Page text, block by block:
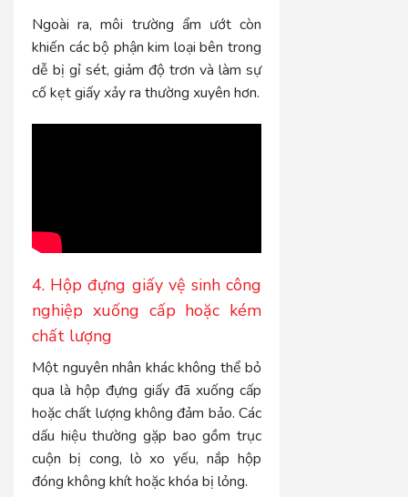
Ngoài ra, môi trường ẩm ướt còn
khiến các bộ phận kim loại bên trong
dễ bị gỉ sét, giảm độ trơn và làm sự
cố kẹt giấy xảy ra thường xuyên hơn.
4. Hộp đựng giấy vệ sinh công
nghiệp xuống cấp hoặc kém
chất lượng
Một nguyên nhân khác không thể bỏ
qua là hộp đựng giấy đã xuống cấp
hoặc chất lượng không đảm bảo. Các
dấu hiệu thường gặp bao gồm trục
cuộn bị cong, lò xo yếu, nắp hộp
đóng không khít hoặc khóa bị lỏng.